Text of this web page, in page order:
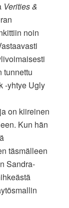
Verities &
noin
tunnettu
-yhtye Ugly
on kiireinen
Kun hän
täsmälleen
Sandra-